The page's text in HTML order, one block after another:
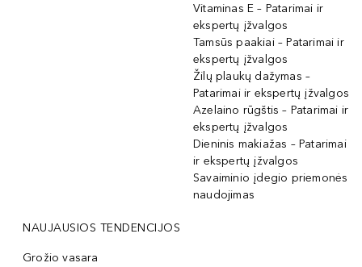
Vitaminas E – Patarimai ir
ekspertų įžvalgos
Tamsūs paakiai – Patarimai ir
ekspertų įžvalgos
Žilų plaukų dažymas –
Patarimai ir ekspertų įžvalgos
Azelaino rūgštis – Patarimai ir
ekspertų įžvalgos
Dieninis makiažas – Patarimai
ir ekspertų įžvalgos
Savaiminio įdegio priemonės
naudojimas
NAUJAUSIOS TENDENCIJOS
Grožio vasara